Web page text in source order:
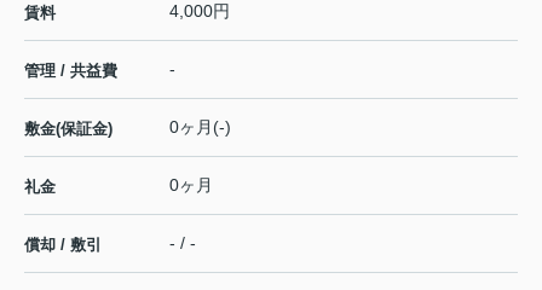
賃料 4,000円
管理 / 共益費 -
敷金(保証金) 0ヶ月(-)
礼金 0ヶ月
償却 / 敷引 - / -